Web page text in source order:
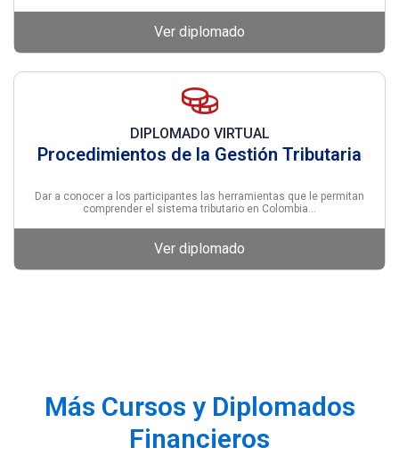
Ver diplomado
DIPLOMADO VIRTUAL
Procedimientos de la Gestión Tributaria
Dar a conocer a los participantes las herramientas que le permitan
comprender el sistema tributario en Colombia…
Ver diplomado
Más Cursos y Diplomados
Financieros